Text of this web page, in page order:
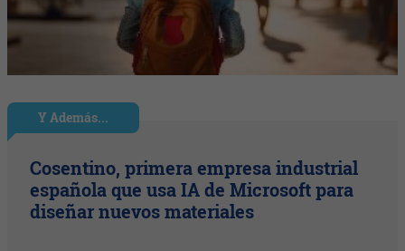
Y Además...
Cosentino, primera empresa industrial
española que usa IA de Microsoft para
diseñar nuevos materiales